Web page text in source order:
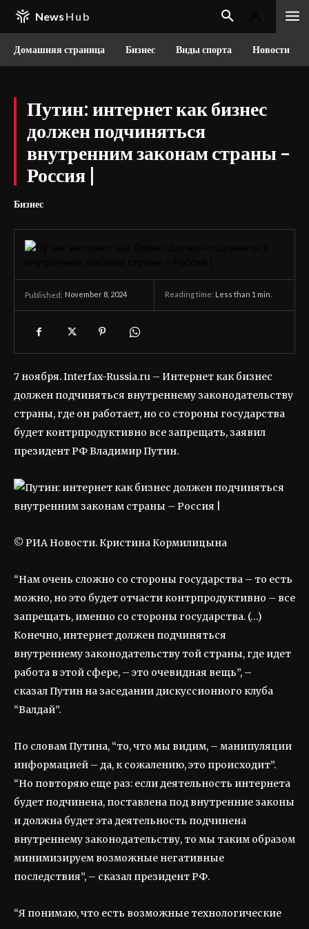
News Hub
Домашняя страница Бизнес Виды спорта Новости
Путин: интернет как бизнес
должен подчиняться
внутренним законам страны –
Россия |
Бизнес
Published: November 8, 2024 Reading time: Less than 1 min.
7 ноября. Interfax-Russia.ru – Интернет как бизнес
должен подчиняться внутреннему законодательству
страны, где он работает, но со стороны государства
будет контрпродуктивно все запрещать, заявил
президент РФ Владимир Путин.
© РИА Новости. Кристина Кормилицына
“Нам очень сложно со стороны государства – то есть
можно, но это будет отчасти контрпродуктивно – все
запрещать, именно со стороны государства. (…)
Конечно, интернет должен подчиняться
внутреннему законодательству той страны, где идет
работа в этой сфере, – это очевидная вещь”, –
сказал Путин на заседании дискуссионного клуба
“Валдай”.
По словам Путина, “то, что мы видим, – манипуляции
информацией – да, к сожалению, это происходит”.
“Но повторяю еще раз: если деятельность интернета
будет подчинена, поставлена под внутренние законы
и должна будет эта деятельность подчинена
внутреннему законодательству, то мы таким образом
минимизируем возможные негативные
последствия”, – сказал президент РФ.
“Я понимаю, что есть возможные технологические